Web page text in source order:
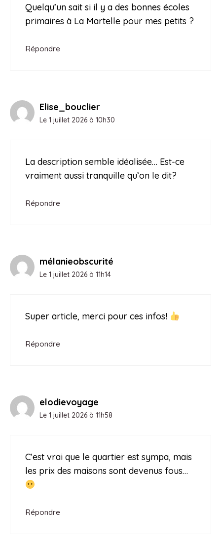
Quelqu’un sait si il y a des bonnes écoles
primaires à La Martelle pour mes petits ?
Répondre
Elise_bouclier
Le 1 juillet 2026 à 10h30
La description semble idéalisée… Est-ce
vraiment aussi tranquille qu’on le dit?
Répondre
mélanieobscurité
Le 1 juillet 2026 à 11h14
Super article, merci pour ces infos!
Répondre
elodievoyage
Le 1 juillet 2026 à 11h58
C’est vrai que le quartier est sympa, mais
les prix des maisons sont devenus fous…
Répondre